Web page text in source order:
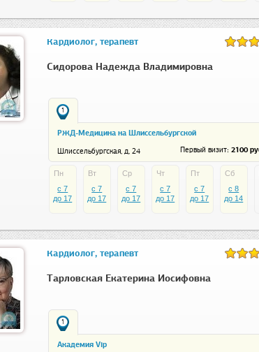
Кардиолог, терапевт
Сидорова Надежда Владимировна
1
РЖД-Медицина на Шлиссельбургской
Шлиссельбургская, д, 24 Первый визит: 2100
Пн
c 7
до 17
Вт
c 7
до 17
Ср
c 7
до 17
Чт
c 7
до 17
Пт
c 7
до 17
Сб
c 8
до 14
Кардиолог, терапевт
Тарловская Екатерина Иосифовна
1
Академия Vip